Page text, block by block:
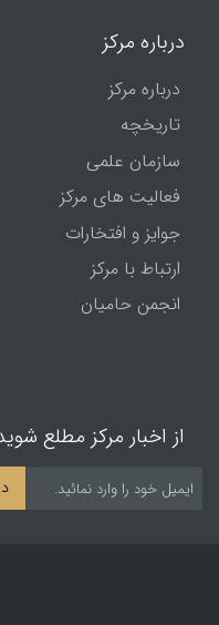
درباره مرکز
درباره مرکز
تاریخچه
سازمان علمی
فعالیت های مرکز
جوایز و افتخارات
ارتباط با مرکز
انجمن حامیان
از اخبار مرکز مطلع